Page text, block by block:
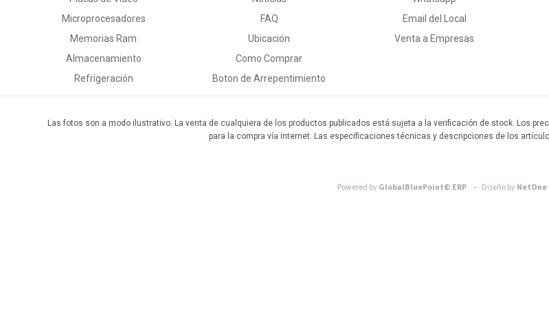
Microprocesadores
Memorias Ram
Almacenamiento
Refrigeración
FAQ
Ubicación
Como Comprar
Boton de Arrepentimiento
Email del Local
Venta a Empresas
Las fotos son a modo ilustrativo. La venta de cualquiera de los productos publicados está sujeta a la verificación de stock. Los
para la compra vía internet. Las especificaciones técnicas y descripciones de los
Powered byGlobalBluePoint© ERP - Diseño byNetOne